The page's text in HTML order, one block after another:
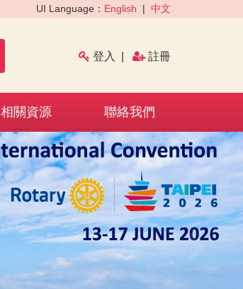
UI Language： English | 中文
登入 註冊
相關資源 聯絡我們
›